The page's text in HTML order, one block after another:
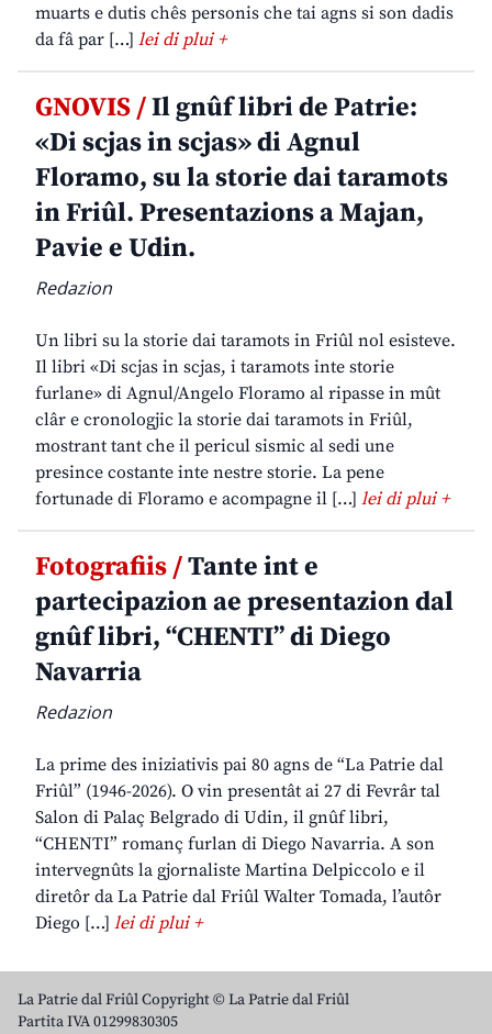
muarts e dutis chês personis che tai agns si son dadis
da fâ par […] lei di plui +
GNOVIS /Il gnûf libri de Patrie:
«Di scjas in scjas» di Agnul
Floramo, su la storie dai taramots
in Friûl. Presentazions a Majan,
Pavie e Udin.
Redazion
Un libri su la storie dai taramots in Friûl nol esisteve.
Il libri «Di scjas in scjas, i taramots inte storie
furlane» di Agnul/Angelo Floramo al ripasse in mût
clâr e cronologjic la storie dai taramots in Friûl,
mostrant tant che il pericul sismic al sedi une
presince costante inte nestre storie. La pene
fortunade di Floramo e acompagne il […] lei di plui +
Fotografiis /Tante int e
partecipazion ae presentazion dal
gnûf libri, “CHENTI” di Diego
Navarria
Redazion
La prime des iniziativis pai 80 agns de “La Patrie dal
Friûl” (1946-2026). O vin presentât ai 27 di Fevrâr tal
Salon di Palaç Belgrado di Udin, il gnûf libri,
“CHENTI” romanç furlan di Diego Navarria. A son
intervegnûts la gjornaliste Martina Delpiccolo e il
diretôr da La Patrie dal Friûl Walter Tomada, l’autôr
Diego […] lei di plui +
La Patrie dal Friûl Copyright © La Patrie dal Friûl
Partita IVA 01299830305